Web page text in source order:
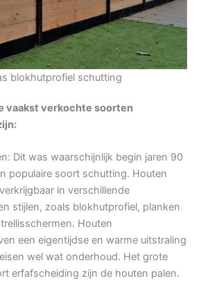
blokhutprofiel schutting
vaakst verkochte soorten
Dit was waarschijnlijk begin jaren 90
populaire soort schutting. Houten
in verschillende
stijlen, zoals blokhutprofiel, planken
Houten
een eigentijdse en warme uitstraling
wel wat onderhoud. Het grote
erfafscheiding zijn de houten palen.